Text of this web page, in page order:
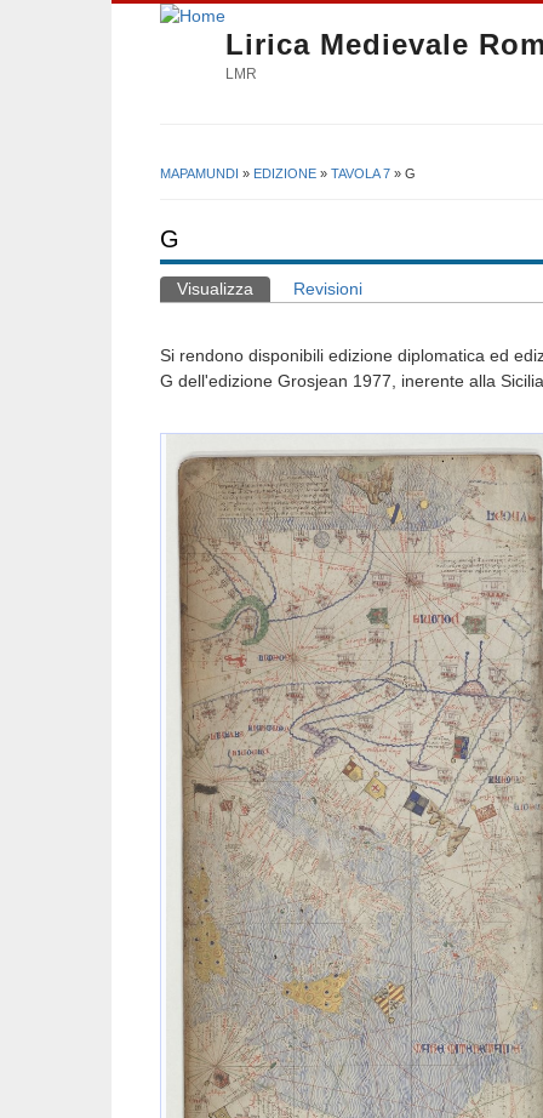
Lirica Medievale
LMR
MAPAMUNDI » EDIZIONE » TAVOLA 7 » G
G
Schede primarie
Visualizza (scheda attiva)
Revisioni
Si rendono disponibili edizione diplomatica ed
G dell'edizione Grosjean 1977, inerente alla Sicilia.